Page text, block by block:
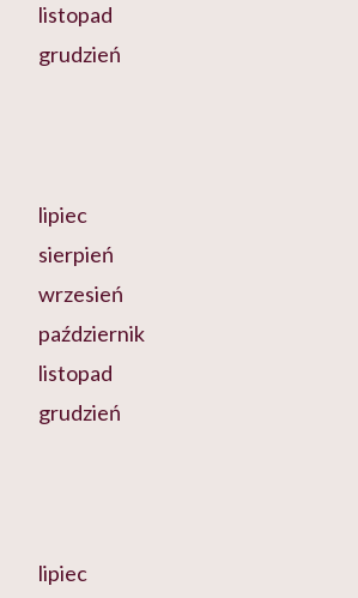
listopad
grudzień
lipiec
sierpień
wrzesień
październik
listopad
grudzień
lipiec